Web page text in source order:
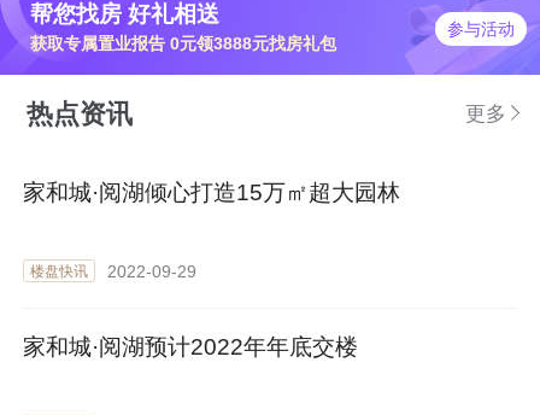
帮您找房 好礼相送
获取专属置业报告 0元领3888元找房礼包
参与活动
热点资讯 更多
家和城·阅湖倾心打造15万㎡超大园林
楼盘快讯 2022-09-29
家和城·阅湖预计2022年年底交楼